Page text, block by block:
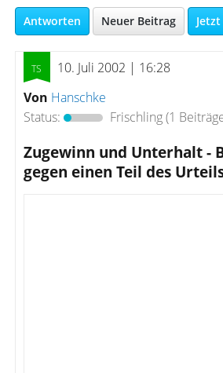
Antworten Neuer Beitrag
10. Juli 2002 | 16:28
Von Hanschke
Status:
Frischling(1
Zugewinn und Unterhalt -
gegen einen Teil des